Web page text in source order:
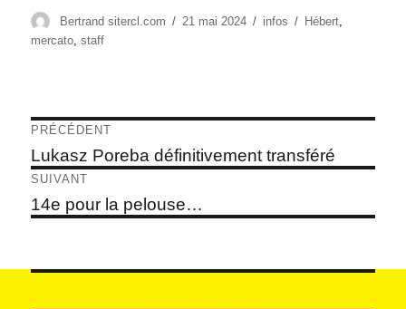
Auteur
Bertrand sitercl.com
Publié
21 mai 2024 Catégories
infos Étiquettes
Hébert
mercato,staff
Navigation
de
l’article
PRÉCÉDENT
Article
précédent :
Lukasz Poreba définitivement transféré
SUIVANT
Article
suivant :
14e pour la pelouse…